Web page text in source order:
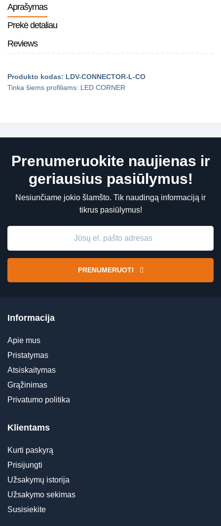
Aprašymas
Prekė detaliau
Reviews
Produkto kodas: LDV-CONNECTOR-L-CO
Tinka šiems profiliams: LED CORNER
Prenumeruokite naujienas ir
geriausius pasiūlymus!
Nesiunčiame jokio šlamšto. Tik naudingą informaciją ir
tikrus pasiūlymus!
PRENUMERUOTI
Informacija
Apie mus
Pristatymas
Atsiskaitymas
Grąžinimas
Privatumo politika
Klientams
Kurti paskyrą
Prisijungti
Užsakymų istorija
Užsakymo sekimas
Susisiekite